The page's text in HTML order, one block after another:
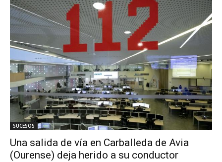
SUCESOS
Una salida de vía en Carballeda de Avia
(Ourense) deja herido a su conductor